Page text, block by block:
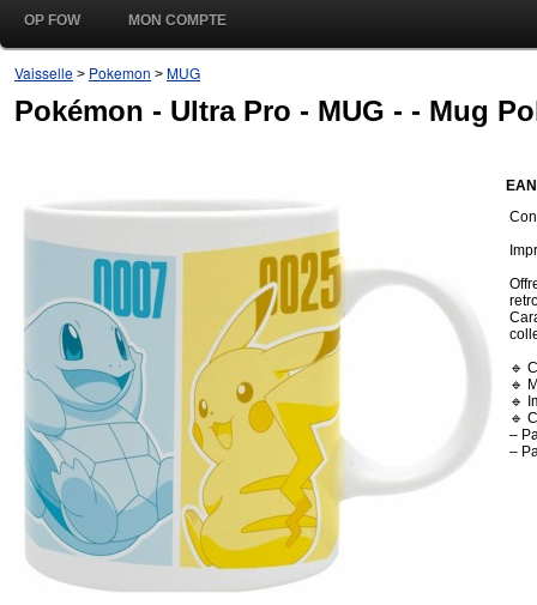
OP FOW MON COMPTE
Vaisselle > Pokemon > MUG
Pokémon - Ultra Pro - MUG - - Mug
🔹
🔹
🔹
🔹
–
–